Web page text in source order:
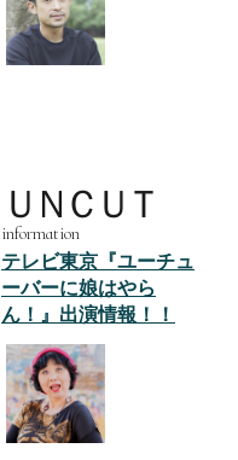
ＵＮＣＵＴ
information
テレビ東京『ユーチュ
ーバーに娘はやら
ん！』出演情報！！